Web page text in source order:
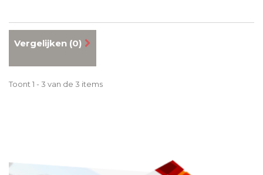
Vergelijken (0)
Toont 1 - 3 van de 3 items